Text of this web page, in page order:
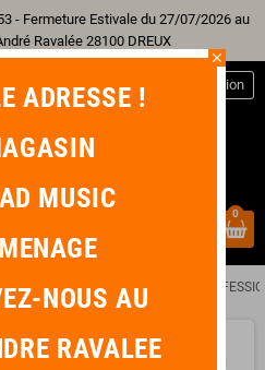
- Fermeture Estivale du 27/07/2026 au
Ravalée 28100 DREUX
Connexion
0
Caisson de Basse Actif chevron_right ALTO
close
ADRESSE !
MUSIC
NOUS AU
RAVALEE